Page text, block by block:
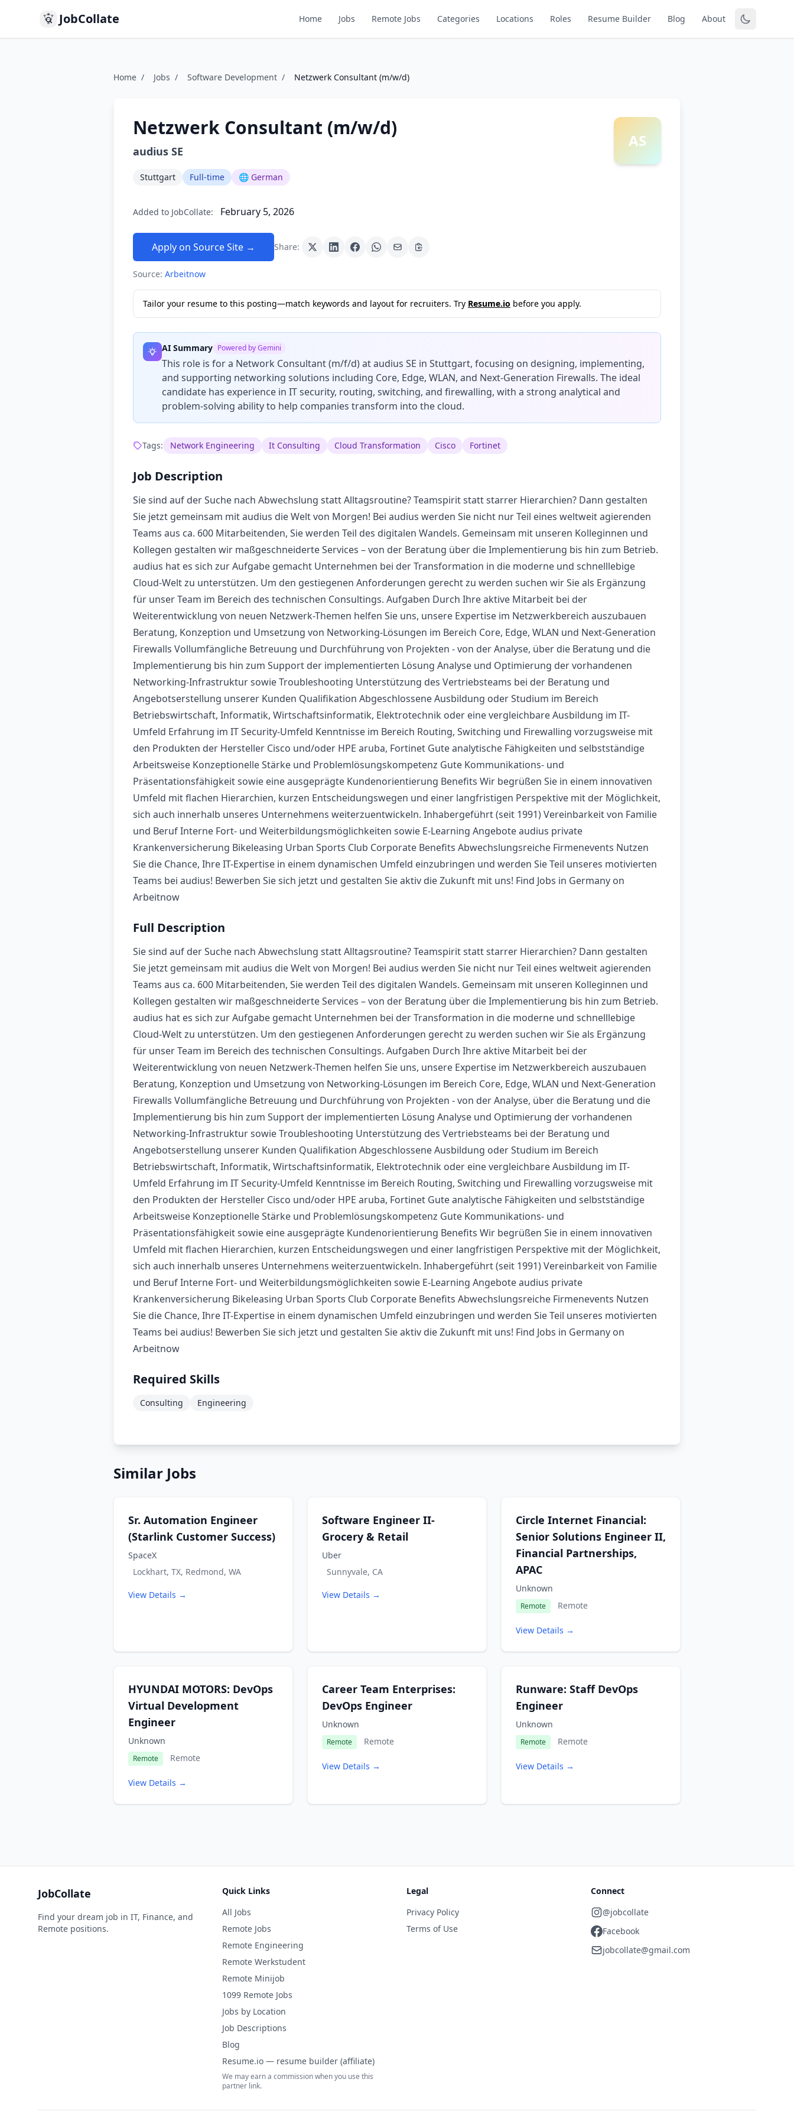
JobCollate Home Jobs Remote Jobs Categories Locations Roles Resume Builder Blog About
Home / Jobs / Software Development / Netzwerk Consultant (m/w/d)
Netzwerk Consultant (m/w/d)
audius SE
Stuttgart Full-time 🌐 German
AS
Added to JobCollate: February 5, 2026
Apply on Source Site → Share:
Source: Arbeitnow
Tailor your resume to this posting—match keywords and layout for recruiters. Try Resume.io before you apply.
AI Summary Powered by Gemini
This role is for a Network Consultant (m/f/d) at audius SE in Stuttgart, focusing on designing, implementing,
and supporting networking solutions including Core, Edge, WLAN, and Next-Generation Firewalls. The ideal
candidate has experience in IT security, routing, switching, and firewalling, with a strong analytical and
problem-solving ability to help companies transform into the cloud.
Tags: Network Engineering It Consulting Cloud Transformation Cisco Fortinet
Job Description
Sie sind auf der Suche nach Abwechslung statt Alltagsroutine? Teamspirit statt starrer Hierarchien? Dann gestalten
Sie jetzt gemeinsam mit audius die Welt von Morgen! Bei audius werden Sie nicht nur Teil eines weltweit agierenden
Teams aus ca. 600 Mitarbeitenden, Sie werden Teil des digitalen Wandels. Gemeinsam mit unseren Kolleginnen und
Kollegen gestalten wir maßgeschneiderte Services – von der Beratung über die Implementierung bis hin zum Betrieb.
audius hat es sich zur Aufgabe gemacht Unternehmen bei der Transformation in die moderne und schnelllebige
Cloud-Welt zu unterstützen. Um den gestiegenen Anforderungen gerecht zu werden suchen wir Sie als Ergänzung
für unser Team im Bereich des technischen Consultings. Aufgaben Durch Ihre aktive Mitarbeit bei der
Weiterentwicklung von neuen Netzwerk-Themen helfen Sie uns, unsere Expertise im Netzwerkbereich auszubauen
Beratung, Konzeption und Umsetzung von Networking-Lösungen im Bereich Core, Edge, WLAN und Next-Generation
Firewalls Vollumfängliche Betreuung und Durchführung von Projekten - von der Analyse, über die Beratung und die
Implementierung bis hin zum Support der implementierten Lösung Analyse und Optimierung der vorhandenen
Networking-Infrastruktur sowie Troubleshooting Unterstützung des Vertriebsteams bei der Beratung und
Angebotserstellung unserer Kunden Qualifikation Abgeschlossene Ausbildung oder Studium im Bereich
Betriebswirtschaft, Informatik, Wirtschaftsinformatik, Elektrotechnik oder eine vergleichbare Ausbildung im IT-
Umfeld Erfahrung im IT Security-Umfeld Kenntnisse im Bereich Routing, Switching und Firewalling vorzugsweise mit
den Produkten der Hersteller Cisco und/oder HPE aruba, Fortinet Gute analytische Fähigkeiten und selbstständige
Arbeitsweise Konzeptionelle Stärke und Problemlösungskompetenz Gute Kommunikations- und
Präsentationsfähigkeit sowie eine ausgeprägte Kundenorientierung Benefits Wir begrüßen Sie in einem innovativen
Umfeld mit flachen Hierarchien, kurzen Entscheidungswegen und einer langfristigen Perspektive mit der Möglichkeit,
sich auch innerhalb unseres Unternehmens weiterzuentwickeln. Inhabergeführt (seit 1991) Vereinbarkeit von Familie
und Beruf Interne Fort- und Weiterbildungsmöglichkeiten sowie E-Learning Angebote audius private
Krankenversicherung Bikeleasing Urban Sports Club Corporate Benefits Abwechslungsreiche Firmenevents Nutzen
Sie die Chance, Ihre IT-Expertise in einem dynamischen Umfeld einzubringen und werden Sie Teil unseres motivierten
Teams bei audius! Bewerben Sie sich jetzt und gestalten Sie aktiv die Zukunft mit uns! Find Jobs in Germany on
Arbeitnow
Full Description
Sie sind auf der Suche nach Abwechslung statt Alltagsroutine? Teamspirit statt starrer Hierarchien? Dann gestalten
Sie jetzt gemeinsam mit audius die Welt von Morgen! Bei audius werden Sie nicht nur Teil eines weltweit agierenden
Teams aus ca. 600 Mitarbeitenden, Sie werden Teil des digitalen Wandels. Gemeinsam mit unseren Kolleginnen und
Kollegen gestalten wir maßgeschneiderte Services – von der Beratung über die Implementierung bis hin zum Betrieb.
audius hat es sich zur Aufgabe gemacht Unternehmen bei der Transformation in die moderne und schnelllebige
Cloud-Welt zu unterstützen. Um den gestiegenen Anforderungen gerecht zu werden suchen wir Sie als Ergänzung
für unser Team im Bereich des technischen Consultings. Aufgaben Durch Ihre aktive Mitarbeit bei der
Weiterentwicklung von neuen Netzwerk-Themen helfen Sie uns, unsere Expertise im Netzwerkbereich auszubauen
Beratung, Konzeption und Umsetzung von Networking-Lösungen im Bereich Core, Edge, WLAN und Next-Generation
Firewalls Vollumfängliche Betreuung und Durchführung von Projekten - von der Analyse, über die Beratung und die
Implementierung bis hin zum Support der implementierten Lösung Analyse und Optimierung der vorhandenen
Networking-Infrastruktur sowie Troubleshooting Unterstützung des Vertriebsteams bei der Beratung und
Angebotserstellung unserer Kunden Qualifikation Abgeschlossene Ausbildung oder Studium im Bereich
Betriebswirtschaft, Informatik, Wirtschaftsinformatik, Elektrotechnik oder eine vergleichbare Ausbildung im IT-
Umfeld Erfahrung im IT Security-Umfeld Kenntnisse im Bereich Routing, Switching und Firewalling vorzugsweise mit
den Produkten der Hersteller Cisco und/oder HPE aruba, Fortinet Gute analytische Fähigkeiten und selbstständige
Arbeitsweise Konzeptionelle Stärke und Problemlösungskompetenz Gute Kommunikations- und
Präsentationsfähigkeit sowie eine ausgeprägte Kundenorientierung Benefits Wir begrüßen Sie in einem innovativen
Umfeld mit flachen Hierarchien, kurzen Entscheidungswegen und einer langfristigen Perspektive mit der Möglichkeit,
sich auch innerhalb unseres Unternehmens weiterzuentwickeln. Inhabergeführt (seit 1991) Vereinbarkeit von Familie
und Beruf Interne Fort- und Weiterbildungsmöglichkeiten sowie E-Learning Angebote audius private
Krankenversicherung Bikeleasing Urban Sports Club Corporate Benefits Abwechslungsreiche Firmenevents Nutzen
Sie die Chance, Ihre IT-Expertise in einem dynamischen Umfeld einzubringen und werden Sie Teil unseres motivierten
Teams bei audius! Bewerben Sie sich jetzt und gestalten Sie aktiv die Zukunft mit uns! Find Jobs in Germany on
Arbeitnow
Required Skills
Consulting Engineering
Similar Jobs
Sr. Automation Engineer
(Starlink Customer Success)
SpaceX
Lockhart, TX, Redmond, WA
View Details →
Software Engineer II-
Grocery & Retail
Uber
Sunnyvale, CA
View Details →
Circle Internet Financial:
Senior Solutions Engineer II,
Financial Partnerships,
APAC
Unknown
Remote Remote
View Details →
HYUNDAI MOTORS: DevOps
Virtual Development
Engineer
Unknown
Remote Remote
View Details →
Career Team Enterprises:
DevOps Engineer
Unknown
Remote Remote
View Details →
Runware: Staff DevOps
Engineer
Unknown
Remote Remote
View Details →
JobCollate
Find your dream job in IT, Finance, and
Remote positions.
Quick Links
All Jobs
Remote Jobs
Remote Engineering
Remote Werkstudent
Remote Minijob
1099 Remote Jobs
Jobs by Location
Job Descriptions
Blog
Resume.io — resume builder (affiliate)
We may earn a commission when you use this
partner link.
Legal
Privacy Policy
Terms of Use
Connect
@jobcollate
Facebook
jobcollate@gmail.com